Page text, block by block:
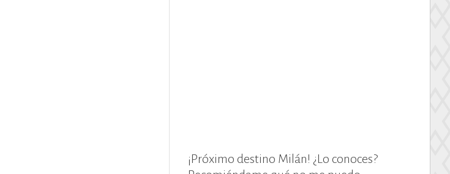
¡Próximo destino Milán! ¿Lo conoces?